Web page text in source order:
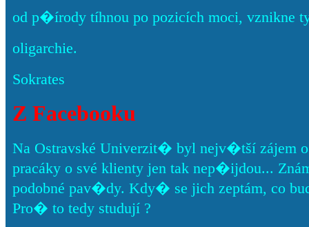
od p�írody tíhnou po pozicích moci, vznikne
oligarchie.
Sokrates
Z Facebooku
Na Ostravské Univerzit� byl nejv�tší zájem
pracáky o své klienty jen tak nep�ijdou...
podobné pav�dy. Kdy� se jich zeptám, co
Pro� to tedy studují ?